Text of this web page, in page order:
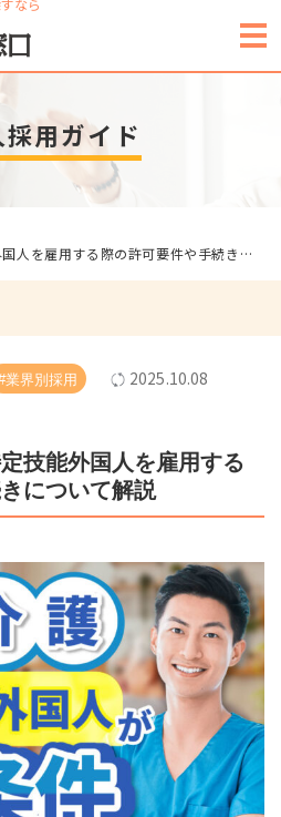
なら
用ガイド
用する際の許可要件や手続きについて解説
業界別採用 2025.10.08
技能外国人を雇用する
について解説